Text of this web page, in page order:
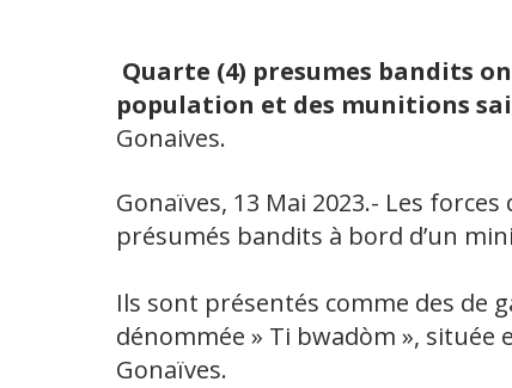
Quarte (4) presumes bandits
population et des munitions
Gonaives.
Gonaïves, 13 Mai 2023.- Les
présumés bandits à bord d’un
Ils sont présentés comme des de
dénommée » Ti bwadòm »,
Gonaïves.